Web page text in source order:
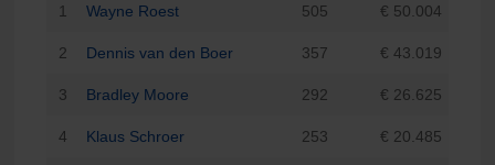
1 Wayne Roest 505 € 50.004
2 Dennis van den Boer 357 € 43.019
3 Bradley Moore 292 € 26.625
4 Klaus Schroer 253 € 20.485